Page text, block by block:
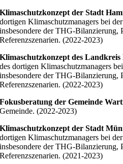
Klimaschutzkonzept der Stadt
dortigen Klimaschutzmanagers bei
insbesondere der THG-Bilanzierung,
Referenzszenarien. (2022-2023)
Klimaschutzkonzept des Landkreis
des dortigen Klimaschutzmanagers
insbesondere der THG-Bilanzierung,
Referenzszenarien. (2022-2023)
Fokusberatung der Gemeinde
Gemeinde. (2022-2023)
Klimaschutzkonzept der Stadt
dortigen Klimaschutzmanagers bei
insbesondere der THG-Bilanzierung,
Referenzszenarien. (2021-2023)